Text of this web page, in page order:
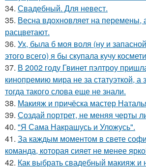
34. Свадебный. Для невест.
35. Весна вдохновляет на
расцветают.
36. Ух, была б моя воля (ну и
этого всего) я бы скупала кучу
37. В 2002 году Гвинет пэлтроу
кинопремию мира не за статуэткой, а
тогда такого слова еще не знали.
38. Макияж и причёска мастер
39. Создай портрет, не меняя черты
40. "Я Сама Накрашусь и Уложусь".
41. За каждым моментом в свете
команда, которая сияет не менее
42. Как выбрать свадебный макияж и